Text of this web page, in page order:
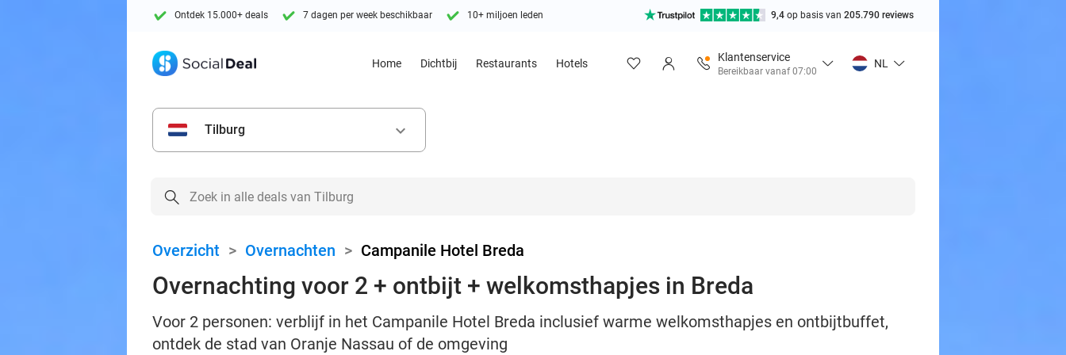
Ontdek 15.000+ deals 7 dagen per week beschikbaar 10+ miljoen leden 9,4 op basis van 205.790 reviews
Home Dichtbij Restaurants Hotels
Klantenservice
Bereikbaar vanaf 07:00
NL
Tilburg keyboard_arrow_down
Overzicht > Overnachten > Campanile Hotel Breda
Overnachting voor 2 + ontbijt + welkomsthapjes in Breda
Voor 2 personen: verblijf in het Campanile Hotel Breda inclusief warme welkomsthapjes en ontbijtbuffet,
ontdek de stad van Oranje Nassau of de omgeving